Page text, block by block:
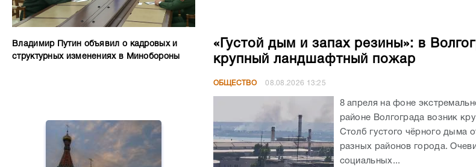
Владимир Путин объявил о кадровых и
структурных изменениях в Минобороны
«Густой дым и запах резины»: в
крупный ландшафтный пожар
ОБЩЕСТВО 08.08.2026 13:25
8 апреля на фоне
районе Волгограда возник
Столб густого чёрного дыма
разных районов города.
социальных...